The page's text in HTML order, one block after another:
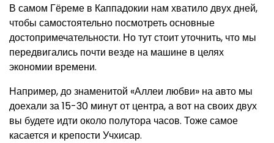
В самом Гёреме в Каппадокии нам хватило двух дней,
чтобы самостоятельно посмотреть основные
достопримечательности. Но тут стоит уточнить, что мы
передвигались почти везде на машине в целях
экономии времени.
Например, до знаменитой «Аллеи любви» на авто мы
доехали за 15-30 минут от центра, а вот на своих двух
вы будете идти около полутора часов. Тоже самое
касается и крепости Учхисар.